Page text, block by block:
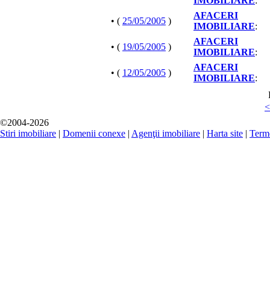
• ( 25/05/2005 )
AFACERI
IMOBILIARE:
• ( 19/05/2005 )
AFACERI
IMOBILIARE:
• ( 12/05/2005 )
AFACERI
IMOBILIARE:
©2004-2026
Stiri imobiliare | Domenii conexe | Agenţii imobiliare | Harta site |